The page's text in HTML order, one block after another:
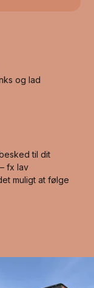
og lad
til dit
fx lav
muligt at følge